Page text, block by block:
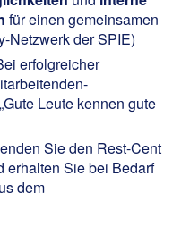
für einen gemeinsamen
Netzwerk der SPIE)
erfolgreicher
Leute kennen gute
Sie den Rest-Cent
erhalten Sie bei Bedarf
dem